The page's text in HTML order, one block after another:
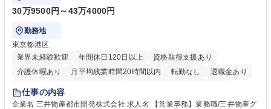
30万9500円～43万4000円
勤務地
東京都港区
業界未経験歓迎
年間休日120日以上
資格取得支援あり
介護休暇あり
月平均残業時間20時間以内 転勤なし
退職金あり
在宅OK
賞与あり
駅近5分以内
土日祝休み 寮・社宅あり
仕事の内容
企業名 三井物産都市開発株式会社 求人名 【営業事務】業務職/三井物産グ